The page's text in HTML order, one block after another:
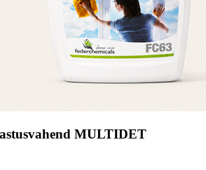
MULTIDET